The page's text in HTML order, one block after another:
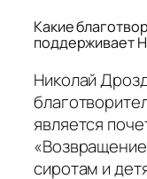
Какие
поддерживает
Николай
является
сиротам и